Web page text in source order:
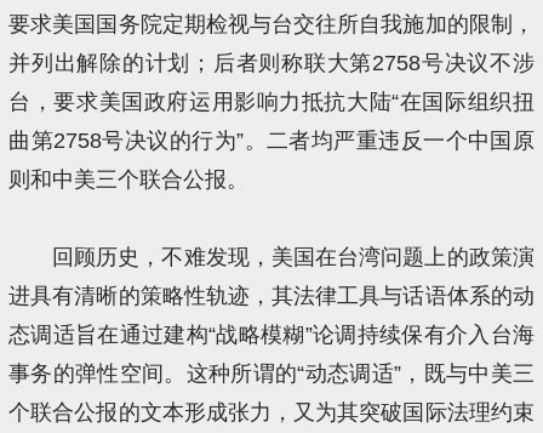
要求美国国务院定期检视与台交往所自我施加的限制，
并列出解除的计划；后者则称联大第2758号决议不涉
台，要求美国政府运用影响力抵抗大陆“在国际组织扭
曲第2758号决议的行为”。二者均严重违反一个中国原
则和中美三个联合公报。
回顾历史，不难发现，美国在台湾问题上的政策演
进具有清晰的策略性轨迹，其法律工具与话语体系的动
态调适旨在通过建构“战略模糊”论调持续保有介入台海
事务的弹性空间。这种所谓的“动态调适”，既与中美三
个联合公报的文本形成张力，又为其突破国际法理约束